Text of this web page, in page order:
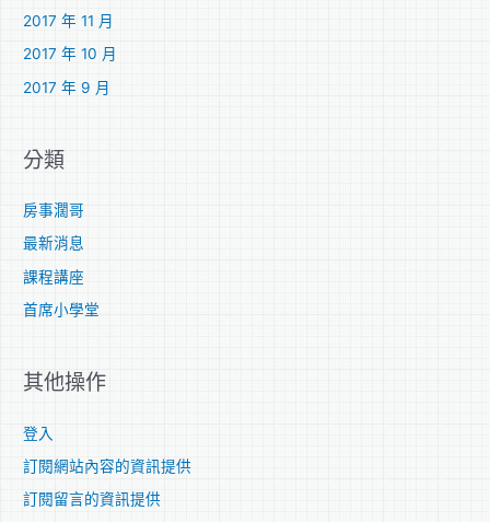
2017 年 11 月
2017 年 10 月
2017 年 9 月
分類
房事濶哥
最新消息
課程講座
首席小學堂
其他操作
登入
訂閱網站內容的資訊提供
訂閱留言的資訊提供